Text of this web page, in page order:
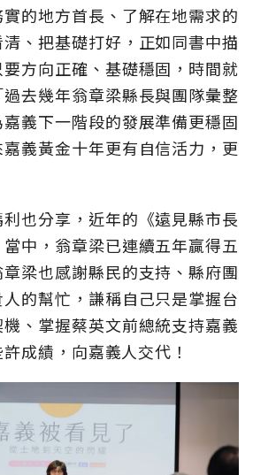
的地方首長、了解在地需求的
、把基礎打好，正如同書中描
方向正確、基礎穩固，時間就
去幾年翁章梁縣長與團隊彙整
義下一階段的發展準備更穩固
義黃金十年更有自信活力，更
也分享，近年的《遠見縣市長
中，翁章梁已連續五年贏得五
梁也感謝縣民的支持、縣府團
的幫忙，謙稱自己只是掌握台
、掌握蔡英文前總統支持嘉義
成績，向嘉義人交代！